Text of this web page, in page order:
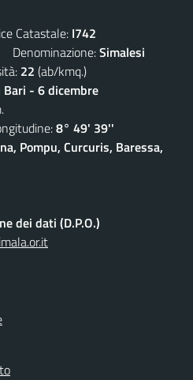
Catastale: I742
Denominazione:Simalesi
22 (ab/kmq.)
Bari - 6 dicembre
8° 49' 39''
Pompu, Curcuris, Baressa,
dei dati (D.P.O.)